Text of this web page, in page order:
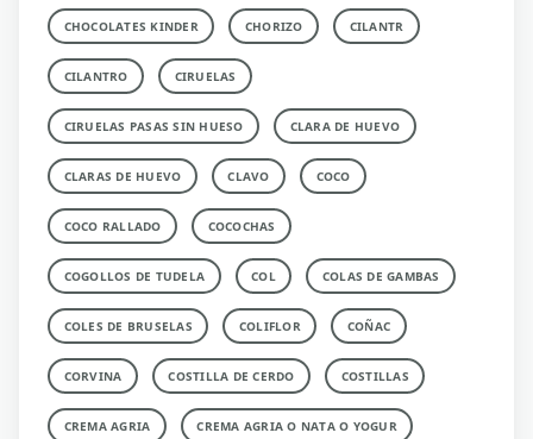
CHOCOLATES KINDER CHORIZO CILANTR
CILANTRO CIRUELAS
CIRUELAS PASAS SIN HUESO CLARA DE HUEVO
CLARAS DE HUEVO CLAVO COCO
COCO RALLADO COCOCHAS
COGOLLOS DE TUDELA COL COLAS DE GAMBAS
COLES DE BRUSELAS COLIFLOR COÑAC
CORVINA COSTILLA DE CERDO COSTILLAS
CREMA AGRIA CREMA AGRIA O NATA O YOGUR